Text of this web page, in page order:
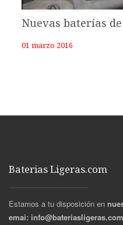
Nuevas baterías
01 marzo 2016
Baterias Ligeras.com
Estamos a tu disposición en
emai: